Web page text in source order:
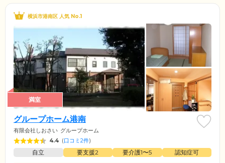
横浜市港南区 人気 No.1
満室
グループホーム港南
有限会社しおさい グループホーム
4.4 (口コミ2件)
自立 要支援2 要介護1〜5
認知症可